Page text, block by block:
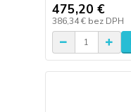
475,20 €
386,34 € bez DPH